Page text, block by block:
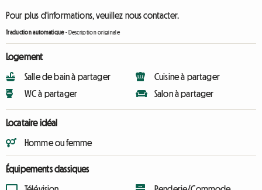
Pour plus d'informations, veuillez nous contacter.
Traduction automatique- Description originale
Logement
Salle de bain à partager
WC à partager
Cuisine à partager
Salon à partager
Locataire idéal
Homme ou femme
Équipements classiques